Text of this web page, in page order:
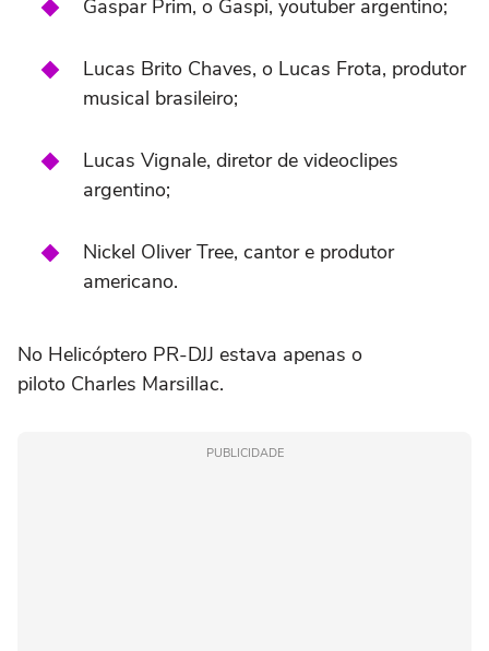
Gaspar Prim, o Gaspi, youtuber argentino;
Lucas Brito Chaves, o Lucas Frota, produtor
musical brasileiro;
Lucas Vignale, diretor de videoclipes
argentino;
Nickel Oliver Tree, cantor e produtor
americano.
No Helicóptero PR-DJJ estava apenas o
piloto Charles Marsillac.
PUBLICIDADE